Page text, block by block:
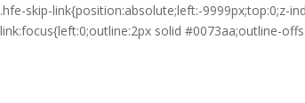
.hfe-skip-link{position:absolute;left:-9999px;top:0;z-
link:focus{left:0;outline:2px solid #0073aa;outline-